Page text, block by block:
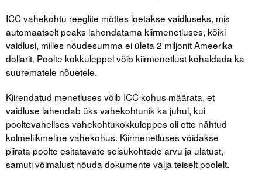
Viidad
ICC WBO
Digiraamatukogu
Juhendid ja väljaanded
Videod
ICC vahekohtu reeglite mõttes loetakse vaidluseks, mis
automaatselt peaks lahendatama kiirmenetluses, kõiki
vaidlusi, milles nõudesumma ei ületa 2 miljonit Ameerika
dollarit. Poolte kokkuleppel võib kiirmenetlust kohaldada ka
suurematele nõuetele.
Kiirendatud menetluses võib ICC kohus määrata, et
vaidluse lahendab üks vahekohtunik ka juhul, kui
pooltevahelises vahekohtukokkuleppes oli ette nähtud
kolmeliikmeline vahekohus. Kiirmenetluses võidakse
piirata poolte esitatavate seisukohtade arvu ja ulatust,
samuti võimalust nõuda dokumente välja teiselt poolelt.